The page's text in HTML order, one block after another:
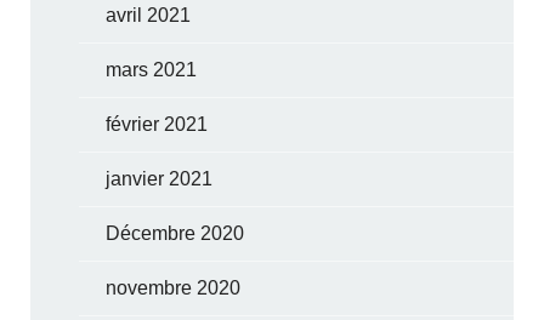
avril 2021
mars 2021
février 2021
janvier 2021
Décembre 2020
novembre 2020